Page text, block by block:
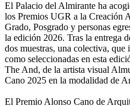
El Palacio del Almirante ha
los Premios UGR a la Creación
Grado, Posgrado y personas
la edición 2026. Tras la entrega
dos muestras, una colectiva,
como seleccionadas en esta
The And, de la artista visual
Cano 2025 en la modalidad de
El Premio Alonso Cano de